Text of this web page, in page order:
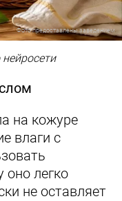
Фото предоставлены заведением
на кожуре
влаги с
оно легко
не оставляет